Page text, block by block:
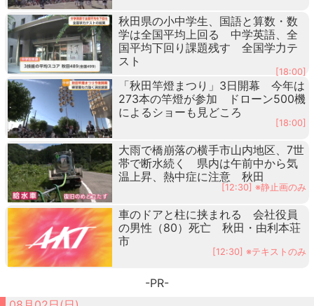
秋田県の小中学生、国語と算数・数
学は全国平均上回る 中学英語、全
国平均下回り課題残す 全国学力テ
スト
[18:00]
「秋田竿燈まつり」3日開幕 今年は
273本の竿燈が参加 ドローン500機
によるショーも見どころ
[18:00]
大雨で橋崩落の横手市山内地区、7世
帯で断水続く 県内は午前中から気
温上昇、熱中症に注意 秋田
[12:30] ※静止画のみ
車のドアと柱に挟まれる 会社役員
の男性（80）死亡 秋田・由利本荘
市
[12:30] ※テキストのみ
-PR-